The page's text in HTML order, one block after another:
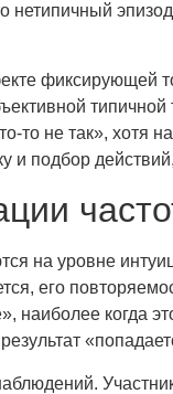
нетипичный
фиксирующей
то не так», хотя
и подбор
на уровне
его
наиболее